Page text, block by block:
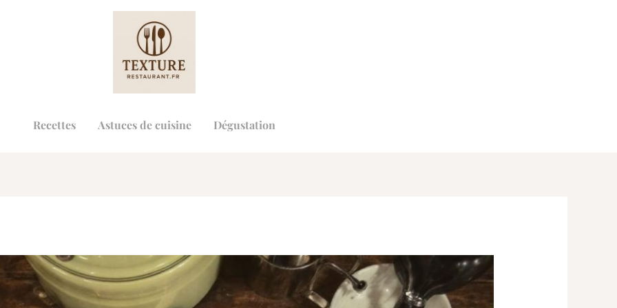
Recettes Astuces de cuisine Dégustation